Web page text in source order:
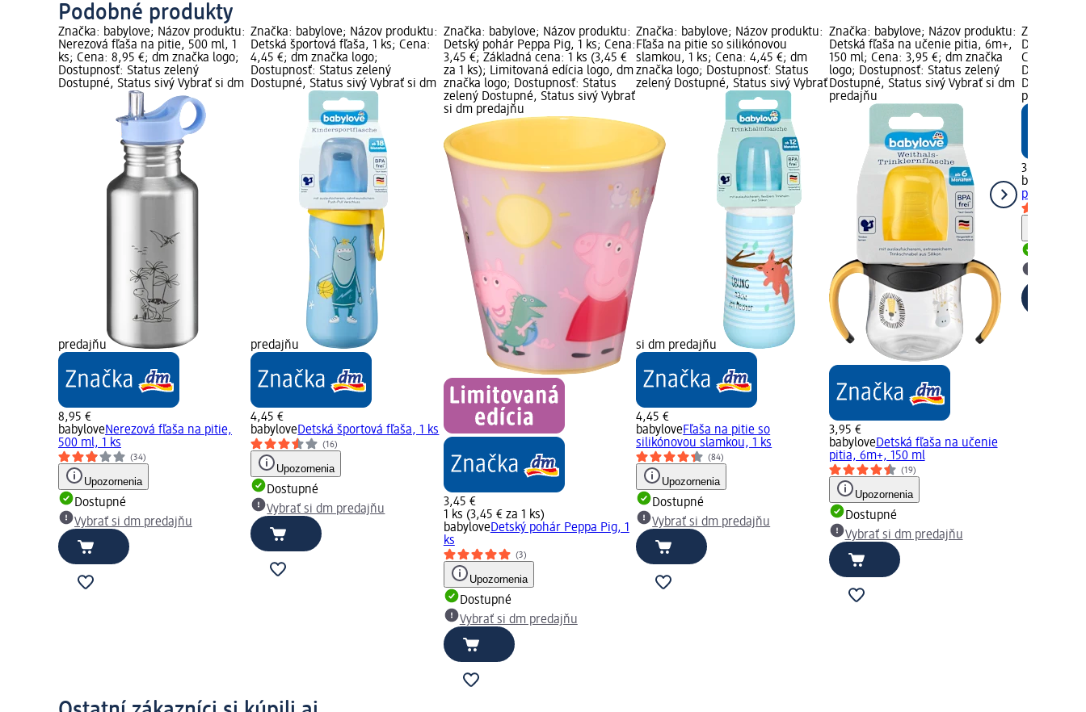
Podobné produkty
Značka: babylove; Názov produktu:
Nerezová fľaša na pitie, 500 ml, 1
ks; Cena: 8,95 €; dm značka logo;
Dostupnosť: Status zelený
Dostupné, Status sivý Vybrať si dm
predajňu
8,95 €
babyloveNerezová fľaša na pitie,
500 ml, 1 ks
(34)
Upozornenia
Dostupné
Vybrať si dm predajňu
Značka: babylove; Názov produktu:
Detská športová fľaša, 1 ks; Cena:
4,45 €; dm značka logo;
Dostupnosť: Status zelený
Dostupné, Status sivý Vybrať si dm
predajňu
4,45 €
babyloveDetská športová fľaša, 1 ks
(16)
Upozornenia
Dostupné
Vybrať si dm predajňu
Značka: babylove; Názov produktu:
Detský pohár Peppa Pig, 1 ks; Cena:
3,45 €; Základná cena: 1 ks (3,45 €
za 1 ks); Limitovaná edícia logo, dm
značka logo; Dostupnosť: Status
zelený Dostupné, Status sivý Vybrať
si dm predajňu
3,45 €
1 ks (3,45 € za 1 ks)
babyloveDetský pohár Peppa Pig, 1
ks
(3)
Upozornenia
Dostupné
Vybrať si dm predajňu
Značka: babylove; Názov produktu:
Fľaša na pitie so silikónovou
slamkou, 1 ks; Cena: 4,45 €; dm
značka logo; Dostupnosť: Status
zelený Dostupné, Status sivý Vybrať
si dm predajňu
4,45 €
babyloveFľaša na pitie so
silikónovou slamkou, 1 ks
(84)
Upozornenia
Dostupné
Vybrať si dm predajňu
Značka: babylove; Názov produktu:
Detská fľaša na učenie pitia, 6m+,
150 ml; Cena: 3,95 €; dm značka
logo; Dostupnosť: Status zelený
Dostupné, Status sivý Vybrať si dm
predajňu
3,95 €
babyloveDetská fľaša na učenie
pitia, 6m+, 150 ml
(19)
Upozornenia
Dostupné
Vybrať si dm predajňu
Značka:
Detská
Cena: 3,95
Dostupné,
predajňu
3,95 €
babylove
pitia, 1 ks